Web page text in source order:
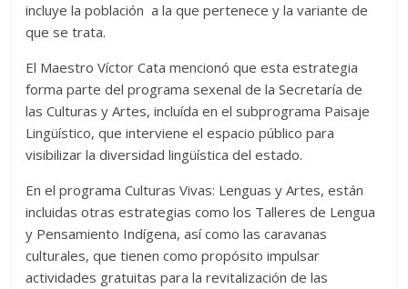
incluye la población a la que pertenece y la variante de
que se trata.
El Maestro Víctor Cata mencionó que esta estrategia
forma parte del programa sexenal de la Secretaría de
las Culturas y Artes, incluída en el subprograma Paisaje
Lingüístico, que interviene el espacio público para
visibilizar la diversidad lingüística del estado.
En el programa Culturas Vivas: Lenguas y Artes, están
incluidas otras estrategias como los Talleres de Lengua
y Pensamiento Indígena, así como las caravanas
culturales, que tienen como propósito impulsar
actividades gratuitas para la revitalización de las